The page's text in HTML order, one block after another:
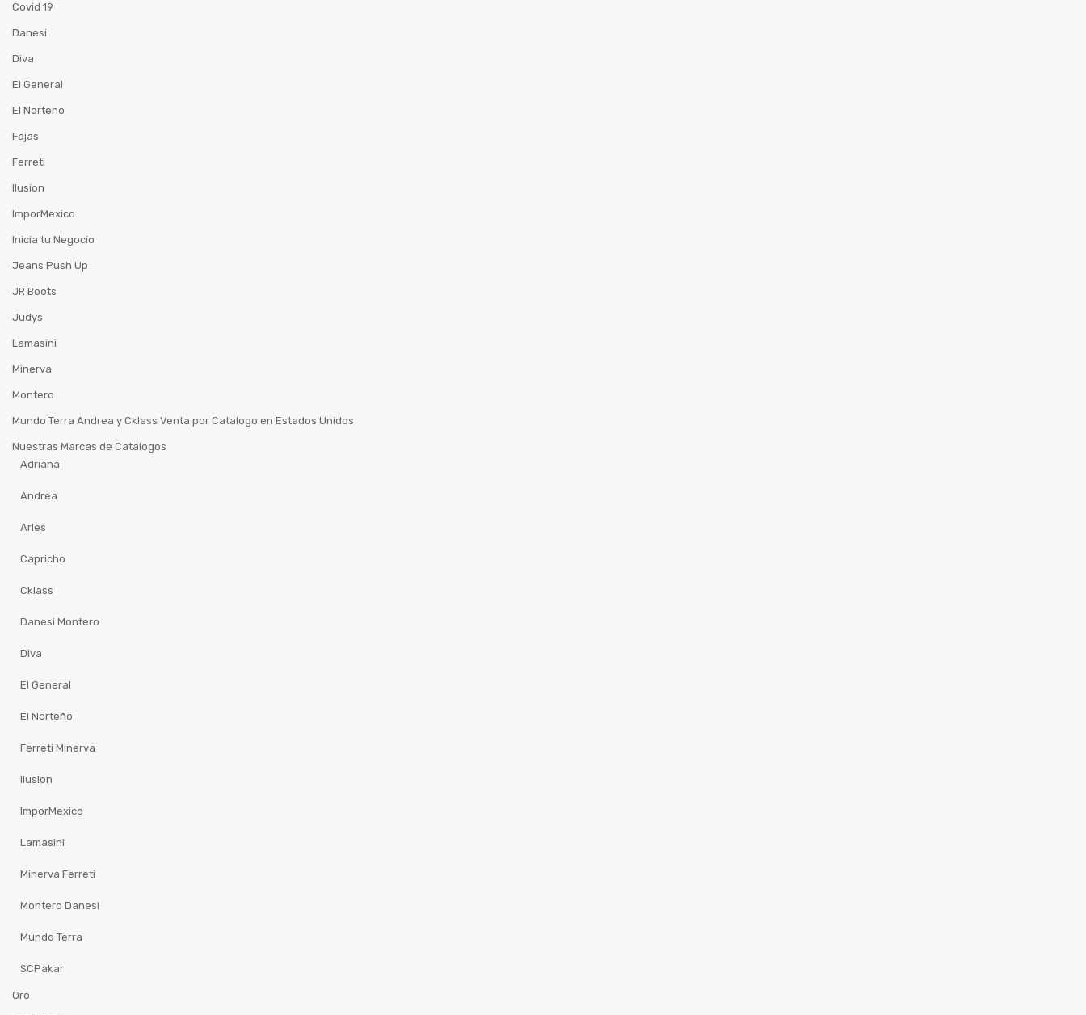
Covid 19
Danesi
Diva
El General
El Norteno
Fajas
Ferreti
Ilusion
ImporMexico
Inicia tu Negocio
Jeans Push Up
JR Boots
Judys
Lamasini
Minerva
Montero
Mundo Terra Andrea y Cklass Venta por Catalogo en Estados Unidos
Nuestras Marcas de Catalogos
Adriana
Andrea
Arles
Capricho
Cklass
Danesi Montero
Diva
El General
El Norteño
Ferreti Minerva
Ilusion
ImporMexico
Lamasini
Minerva Ferreti
Montero Danesi
Mundo Terra
SCPakar
Oro